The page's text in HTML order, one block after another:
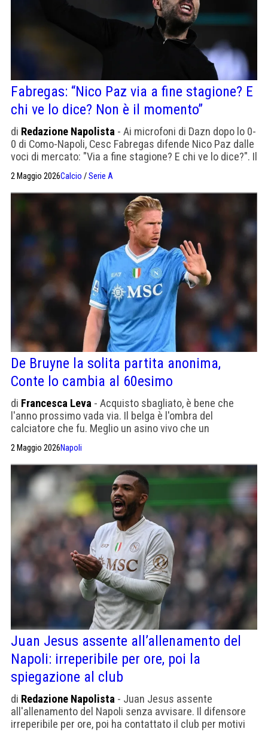
Fabregas: “Nico Paz via a fine stagione? E
chi ve lo dice? Non è il momento”
di Redazione Napolista - Ai microfoni di Dazn dopo lo 0-
0 di Como-Napoli, Cesc Fabregas difende Nico Paz dalle
voci di mercato: "Via a fine stagione? E chi ve lo dice?". Il
tecnico catalano parla di "calcio totale", di una squadra
giovane in costruzione, di ragazzi cresciuti.
2 Maggio 2026Calcio /Serie A
De Bruyne la solita partita anonima,
Conte lo cambia al 60esimo
di Francesca Leva - Acquisto sbagliato, è bene che
l'anno prossimo vada via. Il belga è l'ombra del
calciatore che fu. Meglio un asino vivo che un
professore morto
2 Maggio 2026Napoli
Juan Jesus assente all’allenamento del
Napoli: irreperibile per ore, poi la
spiegazione al club
di Redazione Napolista - Juan Jesus assente
all'allenamento del Napoli senza avvisare. Il difensore
irreperibile per ore, poi ha contattato il club per motivi